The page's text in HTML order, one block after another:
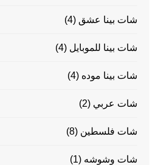
شات بينا عشق (4)
شات بينا للموبايل (4)
شات بينا موده (4)
شات عربي (2)
شات فلسطين (8)
شات وشوشه (1)